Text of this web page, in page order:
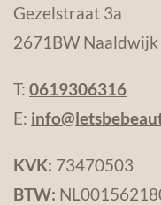
Gezelstraat 3a
2671BW Naaldwijk
T: 0619306316
E:
KVK: 73470503
BTW: